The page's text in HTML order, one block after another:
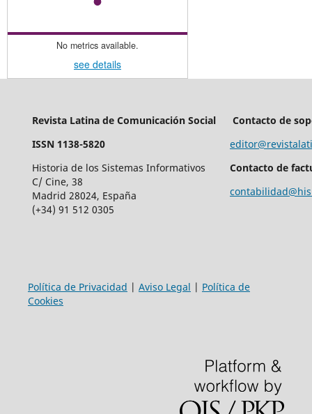
No metrics available.
see details
Revista Latina de Comunicación Social
ISSN 1138-5820
Historia de los Sistemas Informativos
C/ Cine, 38
Madrid 28024, España
(+34) 91 512 0305
Contacto de
Contacto de
Política de Privacidad | Aviso Legal | Política de
Cookies